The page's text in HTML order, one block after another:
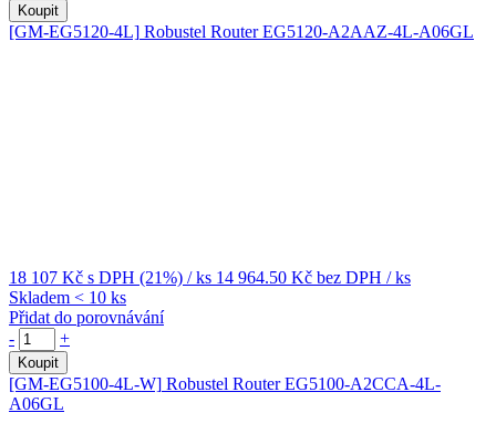
Koupit
[GM-EG5120-4L] Robustel Router EG5120-A2AAZ-4L-A06GL
18 107 Kč s DPH (21%) / ks 14 964.50 Kč bez DPH / ks
Skladem < 10 ks
Přidat do porovnávání
-
+
Koupit
[GM-EG5100-4L-W] Robustel Router EG5100-A2CCA-4L-
A06GL